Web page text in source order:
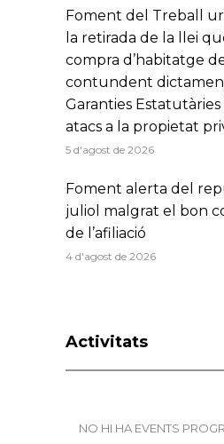
Foment del Treball
la retirada de la llei
compra d’habitatge
contundent dictamen
Garanties
atacs a la propietat
5 d'agost de 2026
Foment alerta del
juliol malgrat el bon
de l’afiliació
4 d'agost de 2026
Activitats
NO HI HA EVENTS